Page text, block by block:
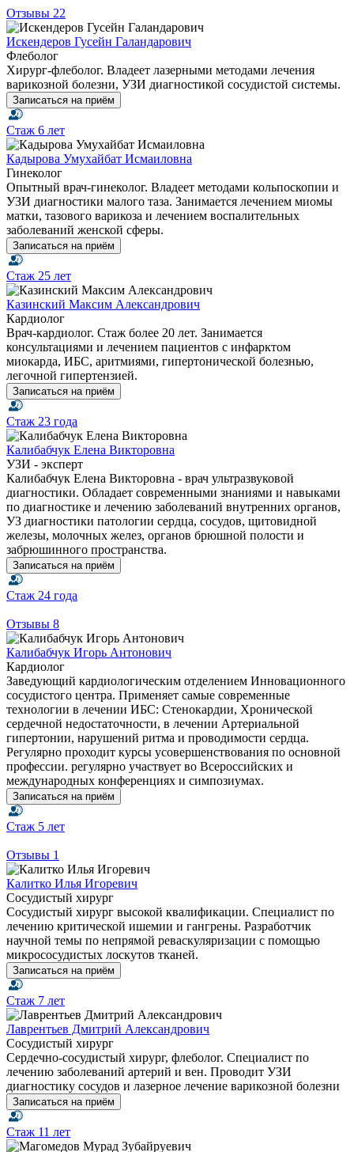
Отзывы 22
Искендеров Гусейн Галандарович
Флеболог
Хирург-флеболог. Владеет лазерными методами лечения
варикозной болезни, УЗИ диагностикой сосудистой системы.
Записаться на приём
Стаж 6 лет
Кадырова Умухайбат Исмаиловна
Гинеколог
Опытный врач-гинеколог. Владеет методами кольпоскопии и
УЗИ диагностики малого таза. Занимается лечением миомы
матки, тазового варикоза и лечением воспалительных
заболеваний женской сферы.
Записаться на приём
Стаж 25 лет
Казинский Максим Александрович
Кардиолог
Врач-кардиолог. Стаж более 20 лет. Занимается
консультациями и лечением пациентов с инфарктом
миокарда, ИБС, аритмиями, гипертонической болезнью,
легочной гипертензией.
Записаться на приём
Стаж 23 года
Калибабчук Елена Викторовна
УЗИ - эксперт
Калибабчук Елена Викторовна - врач ультразвуковой
диагностики. Обладает современными знаниями и навыками
по диагностике и лечению заболеваний внутренних органов,
УЗ диагностики патологии сердца, сосудов, щитовидной
железы, молочных желез, органов брюшной полости и
забрюшинного пространства.
Записаться на приём
Стаж 24 года
Отзывы 8
Калибабчук Игорь Антонович
Кардиолог
Заведующий кардиологическим отделением Инновационного
сосудистого центра. Применяет самые современные
технологии в лечении ИБС: Стенокардии, Хронической
сердечной недостаточности, в лечении Артериальной
гипертонии, нарушений ритма и проводимости сердца.
Регулярно проходит курсы усовершенствования по основной
профессии. регулярно участвует во Всероссийских и
международных конференциях и симпозиумах.
Записаться на приём
Стаж 5 лет
Отзывы 1
Калитко Илья Игоревич
Сосудистый хирург
Сосудистый хирург высокой квалификации. Специалист по
лечению критической ишемии и гангрены. Разработчик
научной темы по непрямой реваскуляризации с помощью
микрососудистых лоскутов тканей.
Записаться на приём
Стаж 7 лет
Лаврентьев Дмитрий Александрович
Сосудистый хирург
Сердечно-сосудистый хирург, флеболог. Специалист по
лечению заболеваний артерий и вен. Проводит УЗИ
диагностику сосудов и лазерное лечение варикозной болезни
Записаться на приём
Стаж 11 лет